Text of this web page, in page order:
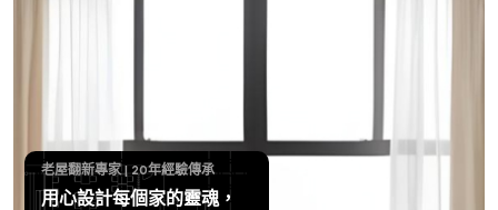
老屋翻新專家 | 20年經驗傳承
用心設計每個家的靈魂，